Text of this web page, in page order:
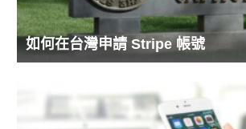
如何在台灣申請 Stripe 帳號